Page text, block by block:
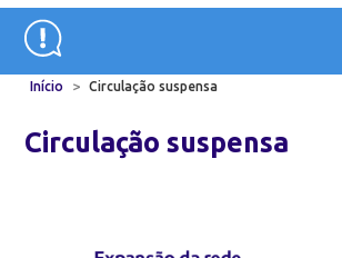
Plano de Expansão e Modernização do Metro
Início > Circulação suspensa
Circulação suspensa